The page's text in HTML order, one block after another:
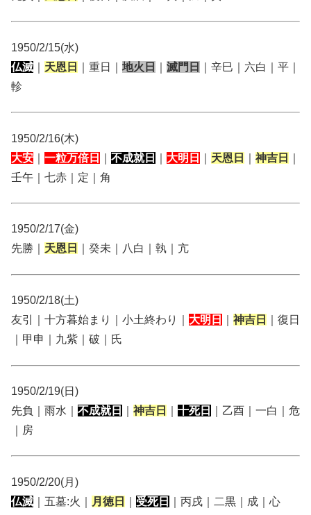
1950/2/15(水)
仏滅
天恩日 ｜重日｜ 地火日 滅門日
｜辛巳｜六白｜平｜
軫
1950/2/16(木)
大安
一粒万倍日 不成就日 大明日 天恩日 神吉日
壬午｜七赤｜定｜角
1950/2/17(金)
先勝｜ 天恩日 ｜癸未｜八白｜執｜亢
1950/2/18(土)
友引｜十方暮始まり｜小土終わり｜ 大明日 神吉日
｜復日
｜甲申｜九紫｜破｜氏
1950/2/19(日)
先負｜雨水｜ 不成就日 神吉日 十死日
｜乙酉｜一白｜危
｜房
1950/2/20(月)
仏滅 ｜五墓:火｜ 月徳日 受死日 ｜丙戌｜二黒｜成｜心